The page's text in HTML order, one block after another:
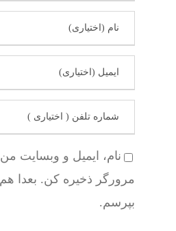
نام، ایمیل و وبسایت
مرورگر ذخیره کن. بعدا
بپرسم.